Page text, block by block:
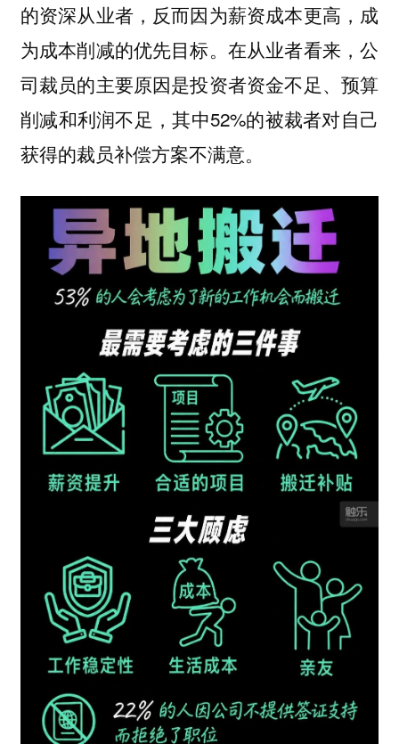
的资深从业者，反而因为薪资成本更高，成
为成本削减的优先目标。在从业者看来，公
司裁员的主要原因是投资者资金不足、预算
削减和利润不足，其中52%的被裁者对自己
获得的裁员补偿方案不满意。